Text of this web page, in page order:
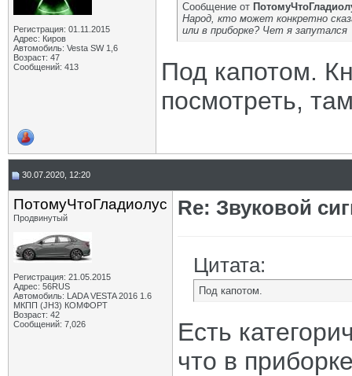
Регистрация: 01.11.2015
Адрес: Киров
Автомобиль: Vesta SW 1,6
Возраст: 47
Сообщений: 413
Сообщение от
Народ, кто может конкретно
или в приборке? Чет я запутался
Под капотом.
посмотреть,
30.07.2020, 12:20
ПотомуЧтоГладиолус
Продвинутый
Регистрация: 21.05.2015
Адрес: 56RUS
Автомобиль: LADA VESTA 2016 1.6
МКПП (JH3) КОМФОРТ
Возраст: 42
Сообщений: 7,026
Re: Звуковой
Цитата:
Под капотом.
Есть
что в